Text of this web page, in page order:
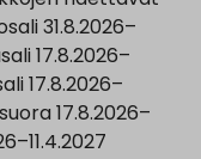
31.8.2026–
17.8.2026–
17.8.2026–
17.8.2026–